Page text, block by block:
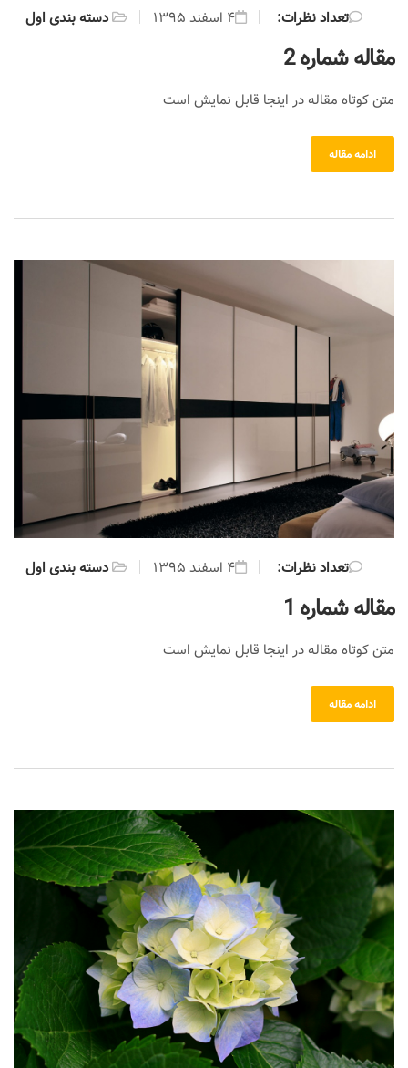
دسته بندی اول ۴ اسفند ۱۳۹۵ :تعداد نظرات
مقاله شماره 2
متن کوتاه مقاله در اینجا قابل نمایش است
ادامه مقاله
دسته بندی اول ۴ اسفند ۱۳۹۵ :تعداد نظرات
مقاله شماره 1
متن کوتاه مقاله در اینجا قابل نمایش است
ادامه مقاله